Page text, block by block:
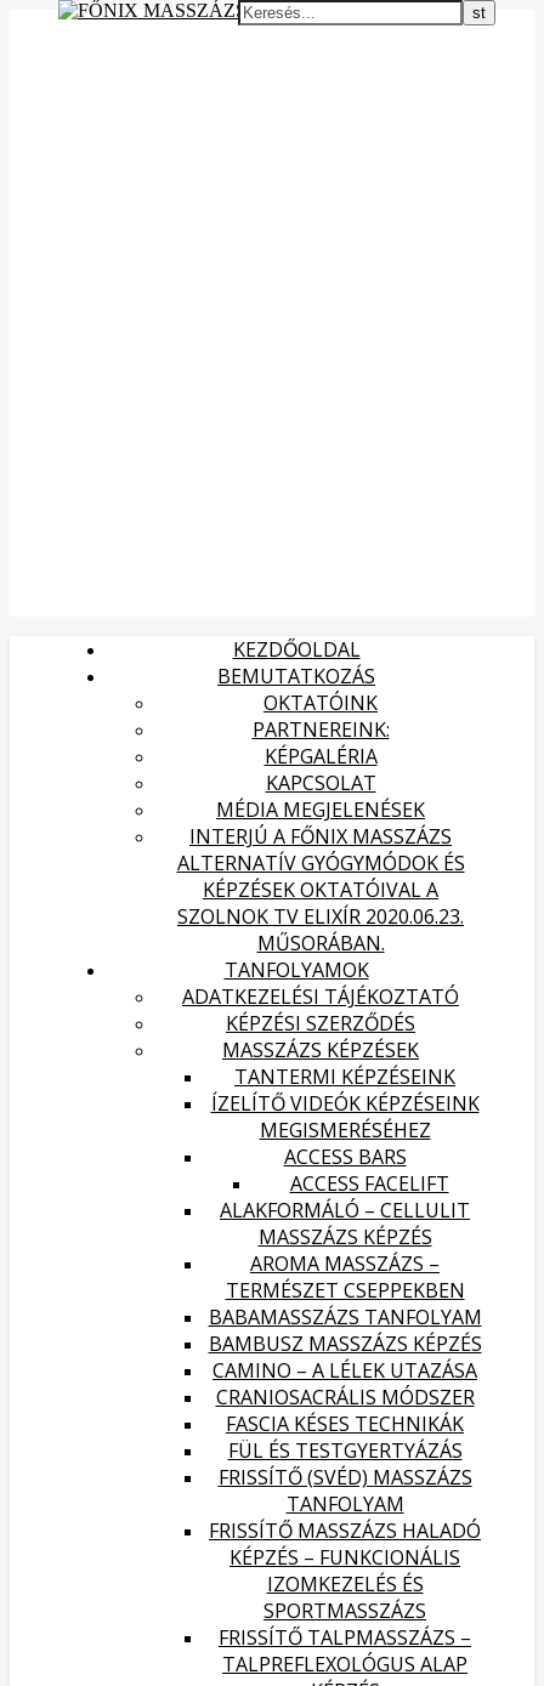
KEZDŐOLDAL
BEMUTATKOZÁS
OKTATÓINK
PARTNEREINK:
KÉPGALÉRIA
KAPCSOLAT
MÉDIA MEGJELENÉSEK
INTERJÚ A FŐNIX MASSZÁZS
ALTERNATÍV GYÓGYMÓDOK ÉS
KÉPZÉSEK OKTATÓIVAL A
SZOLNOK TV ELIXÍR 2020.06.23.
MŰSORÁBAN.
TANFOLYAMOK
ADATKEZELÉSI TÁJÉKOZTATÓ
KÉPZÉSI SZERZŐDÉS
MASSZÁZS KÉPZÉSEK
TANTERMI KÉPZÉSEINK
ÍZELÍTŐ VIDEÓK KÉPZÉSEINK
MEGISMERÉSÉHEZ
ACCESS BARS
ACCESS FACELIFT
ALAKFORMÁLÓ – CELLULIT
MASSZÁZS KÉPZÉS
AROMA MASSZÁZS –
TERMÉSZET CSEPPEKBEN
BABAMASSZÁZS TANFOLYAM
BAMBUSZ MASSZÁZS KÉPZÉS
CAMINO – A LÉLEK UTAZÁSA
CRANIOSACRÁLIS MÓDSZER
FASCIA KÉSES TECHNIKÁK
FÜL ÉS TESTGYERTYÁZÁS
FRISSÍTŐ (SVÉD) MASSZÁZS
TANFOLYAM
FRISSÍTŐ MASSZÁZS HALADÓ
KÉPZÉS – FUNKCIONÁLIS
IZOMKEZELÉS ÉS
SPORTMASSZÁZS
FRISSÍTŐ TALPMASSZÁZS –
TALPREFLEXOLÓGUS ALAP